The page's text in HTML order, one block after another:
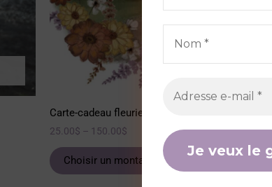
Carte-cadeau fleurie
25.00$ – 150.00$
Choisir un montant